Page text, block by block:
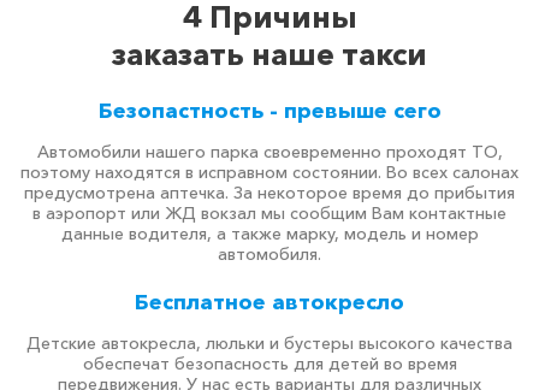
4 Причины
заказать наше такси
Безопастность - превыше сего
Автомобили нашего парка своевременно проходят ТО,
поэтому находятся в исправном состоянии. Во всех салонах
предусмотрена аптечка. За некоторое время до прибытия
в аэропорт или ЖД вокзал мы сообщим Вам контактные
данные водителя, а также марку, модель и номер
автомобиля.
Бесплатное автокресло
Детские автокресла, люльки и бустеры высокого качества
обеспечат безопасность для детей во время
передвижения. У нас есть варианты для различных